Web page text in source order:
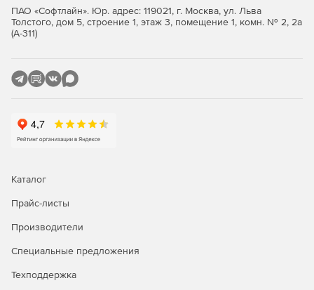
некоторым опциям анимации.
Компонент Compact Framework (компактная
визуализация данных) для мобильных приложений.
источниками данных, поддерживающими .NET,
включая dbAdapters. Создание привязок данных
Добавление неограниченного числа осей графиков.
аналитики с обширным набором статистических
систем.
ПАО «Софтлайн». Юр. адрес: 119021, г. Москва, ул. Льва
Толстого, дом 5, строение 1, этаж 3, помещение 1, комн. № 2, 2а
(А-311)
Каталог
Прайс-листы
Производители
Специальные предложения
Техподдержка